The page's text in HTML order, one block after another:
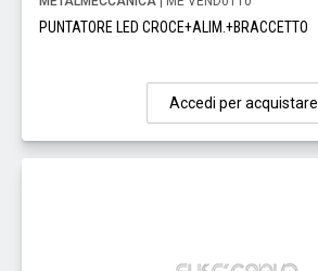
PUNTATORE LED CROCE+ALIM.+BRACCETTO
Accedi per acquistare